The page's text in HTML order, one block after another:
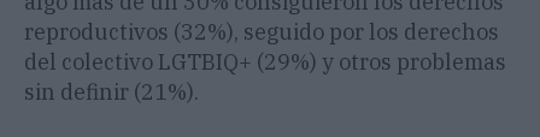
reproductivos (32%), seguido por los derechos
del colectivo LGTBIQ+ (29%) y otros problemas
sin definir (21%).